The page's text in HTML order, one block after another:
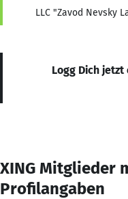
LLC "Zavod Nevsky
Logg Dich
XING Mitglieder
Profilangaben